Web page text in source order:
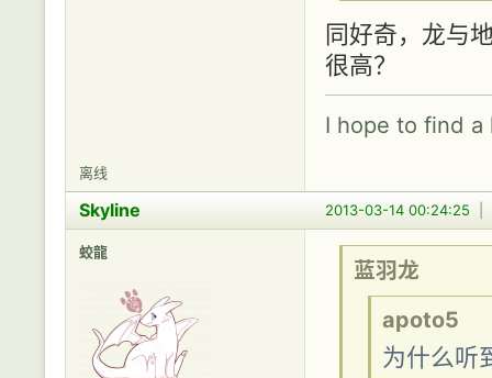
同好奇，龙与
很高？
I hope to find
离线
2013-03-14 00:24:25
Skyline
蛟龍
蓝羽龙
apoto5
为什么听